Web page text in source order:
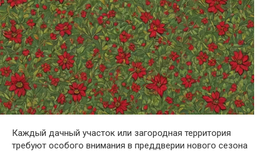
Каждый дачный участок или загородная территория
требуют особого внимания в преддверии нового сезона